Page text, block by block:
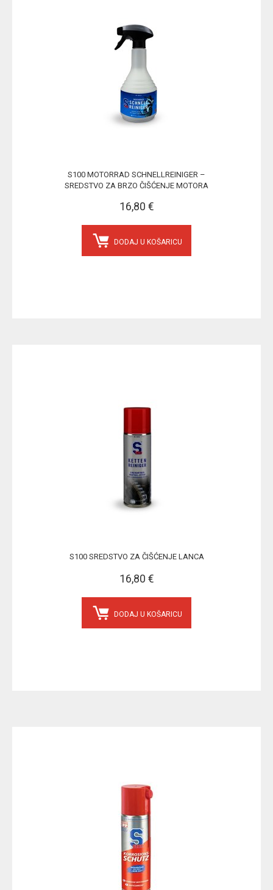
S100 MOTORRAD SCHNELLREINIGER –
SREDSTVO ZA BRZO ČIŠĆENJE MOTORA
16,80 €
DODAJ U KOŠARICU
S100 SREDSTVO ZA ČIŠĆENJE LANCA
16,80 €
DODAJ U KOŠARICU